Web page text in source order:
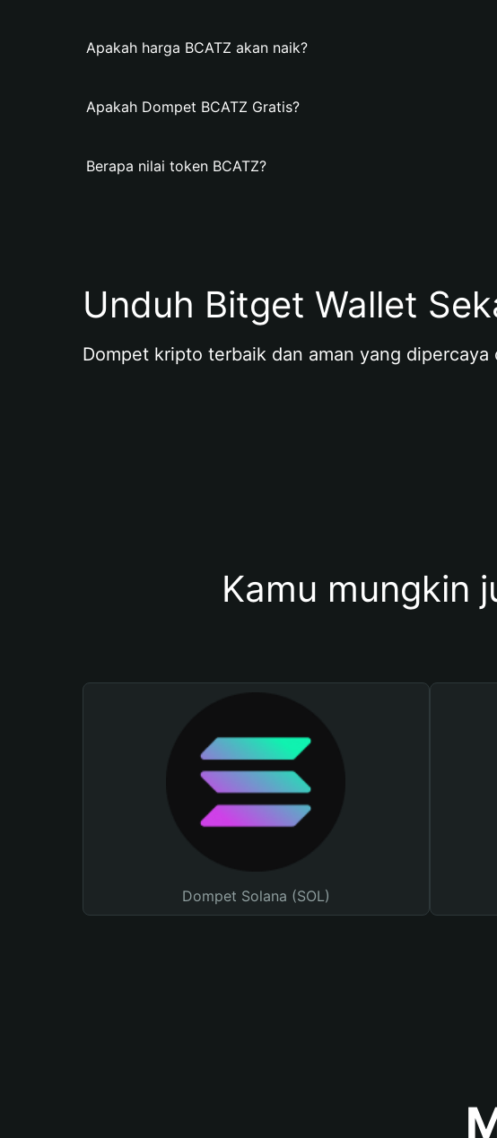
Apakah harga BCATZ akan naik?
Apakah Dompet BCATZ Gratis?
Berapa nilai token BCATZ?
Unduh Bitget Wallet
Dompet kripto terbaik dan aman yang
Kamu mungkin
Dompet Solana (SOL)